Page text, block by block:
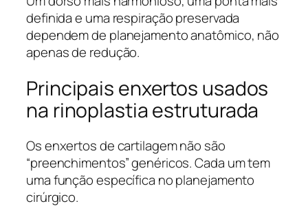
definida e uma respiração preservada
dependem de planejamento anatômico, não
apenas de redução.
Principais enxertos usados
na rinoplastia estruturada
Os enxertos de cartilagem não são
“preenchimentos” genéricos. Cada um tem
uma função específica no planejamento
cirúrgico.